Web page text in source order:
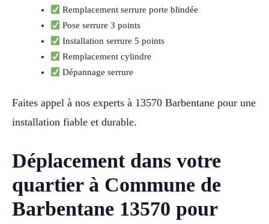
Remplacement serrure porte blindée
Pose serrure 3 points
Installation serrure 5 points
Remplacement cylindre
Dépannage serrure
Faites appel à nos experts à 13570 Barbentane pour une
installation fiable et durable.
Déplacement dans votre
quartier à Commune de
Barbentane 13570 pour